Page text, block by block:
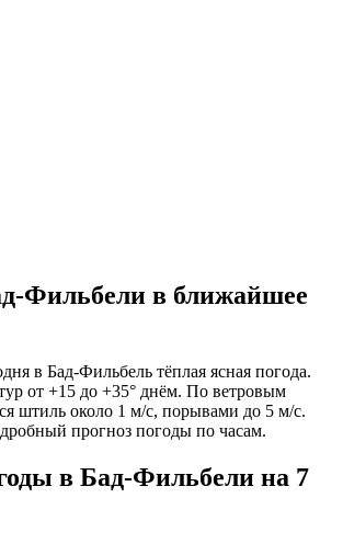
Фильбели в ближайшее
в Бад-Фильбель тёплая ясная погода.
от +15 до +35° днём. По ветровым
штиль около 1 м/с, порывами до 5 м/с.
прогноз погоды по часам.
в Бад-Фильбели на 7